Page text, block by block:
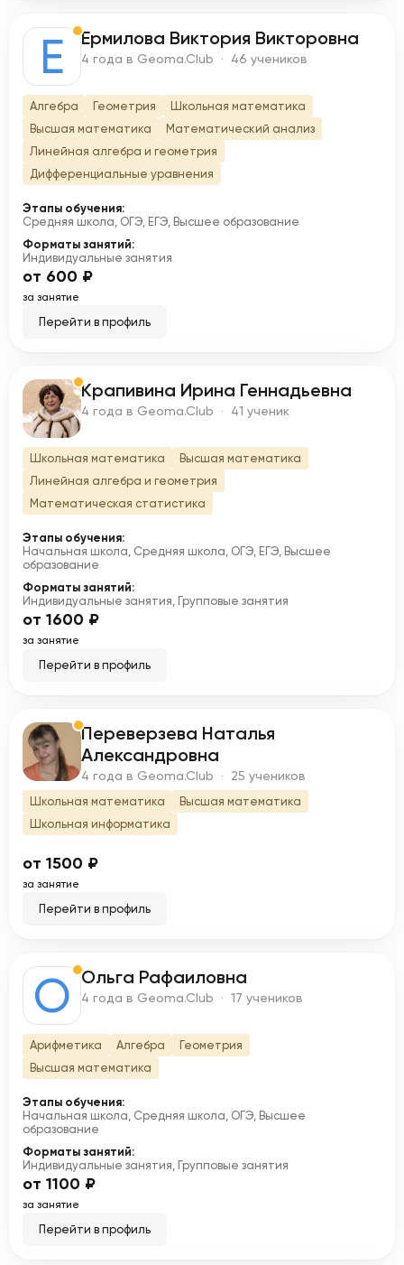
Е Ермилова Виктория Викторовна
4 года в Geoma.Club · 46 учеников
Алгебра Геометрия
Школьная математика
Высшая математика
Математический анализ
Линейная алгебра и геометрия
Дифференциальные уравнения
Этапы обучения:
Средняя школа, ОГЭ, ЕГЭ, Высшее образование
Форматы занятий:
Индивидуальные занятия
от 600 ₽
за занятие
Перейти в профиль
К Крапивина Ирина Геннадьевна
4 года в Geoma.Club · 41 ученик
Школьная математика
Высшая математика
Линейная алгебра и геометрия
Математическая статистика
Этапы обучения:
Начальная школа, Средняя школа, ОГЭ, ЕГЭ, Высшее
образование
Форматы занятий:
Индивидуальные занятия, Групповые занятия
от 1600 ₽
за занятие
Перейти в профиль
П
Переверзева Наталья
Александровна
4 года в Geoma.Club · 25 учеников
Школьная математика
Высшая математика
Школьная информатика
от 1500 ₽
за занятие
Перейти в профиль
О Ольга Рафаиловна
4 года в Geoma.Club · 17 учеников
Арифметика Алгебра
Геометрия
Высшая математика
Этапы обучения:
Начальная школа, Средняя школа, ОГЭ, Высшее
образование
Форматы занятий:
Индивидуальные занятия, Групповые занятия
от 1100 ₽
за занятие
Перейти в профиль